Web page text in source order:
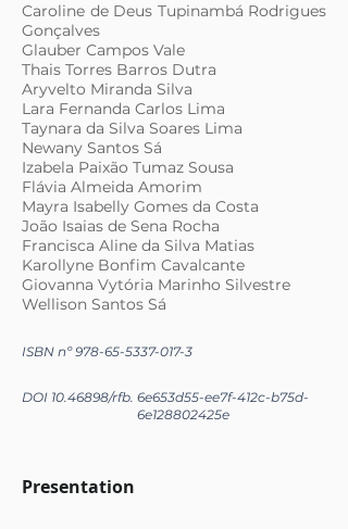
Caroline de Deus Tupinambá Rodrigues
Gonçalves
Glauber Campos Vale
Thais Torres Barros Dutra
Aryvelto Miranda Silva
Lara Fernanda Carlos Lima
Taynara da Silva Soares Lima
Newany Santos Sá
Izabela Paixão Tumaz Sousa
Flávia Almeida Amorim
Mayra Isabelly Gomes da Costa
João Isaias de Sena Rocha
Francisca Aline da Silva Matias
Karollyne Bonfim Cavalcante
Giovanna Vytória Marinho Silvestre
Wellison Santos Sá
ISBN nº978-65-5337-017-3
DOI 10.46898/rfb. 6e653d55-ee7f-412c-b75d-
6e128802425e
Presentation